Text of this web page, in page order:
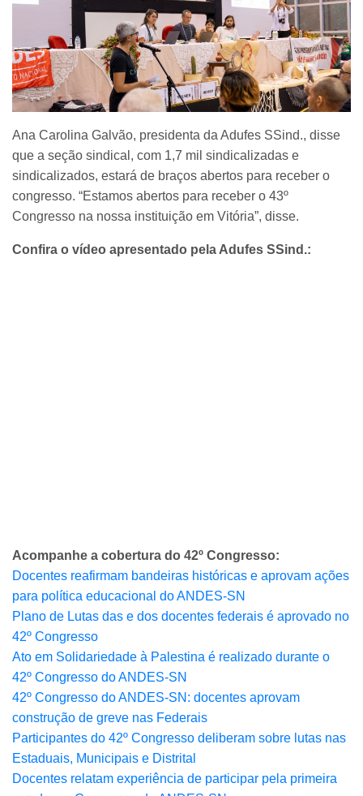
Ana Carolina Galvão, presidenta da Adufes SSind., disse
que a seção sindical, com 1,7 mil sindicalizadas e
sindicalizados, estará de braços abertos para receber o
congresso. “Estamos abertos para receber o 43º
Congresso na nossa instituição em Vitória”, disse.
Confira o vídeo apresentado pela Adufes SSind.:
Acompanhe a cobertura do 42º Congresso:
Docentes reafirmam bandeiras históricas e aprovam ações
para política educacional do ANDES-SN
Plano de Lutas das e dos docentes federais é aprovado no
42º Congresso
Ato em Solidariedade à Palestina é realizado durante o
42º Congresso do ANDES-SN
42º Congresso do ANDES-SN: docentes aprovam
construção de greve nas Federais
Participantes do 42º Congresso deliberam sobre lutas nas
Estaduais, Municipais e Distrital
Docentes relatam experiência de participar pela primeira